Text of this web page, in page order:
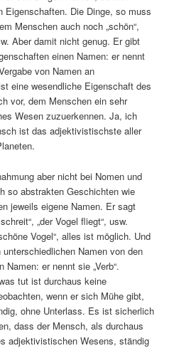
Eigenschaften. Die Dinge, so muss
Menschen auch noch „schön“,
Aber damit nicht genug. Er gibt
einen Namen: er nennt
von Namen an
eine wesendliche Eigenschaft des
vor, dem Menschen ein sehr
Wesen zuzuerkennen. Ja, ich
ist das adjektivistischste aller
aber nicht bei Nomen und
so abstrakten Geschichten wie
jeweils eigene Namen. Er sagt
„der Vogel fliegt“, usw.
Vogel“, alles ist möglich. Und
Namen von den
Namen: er nennt sie „Verb“.
tut ist durchaus keine
wenn er sich Mühe gibt,
ohne Unterlass. Es ist sicherlich
dass der Mensch, als durchaus
adjektivistischen Wesens, ständig